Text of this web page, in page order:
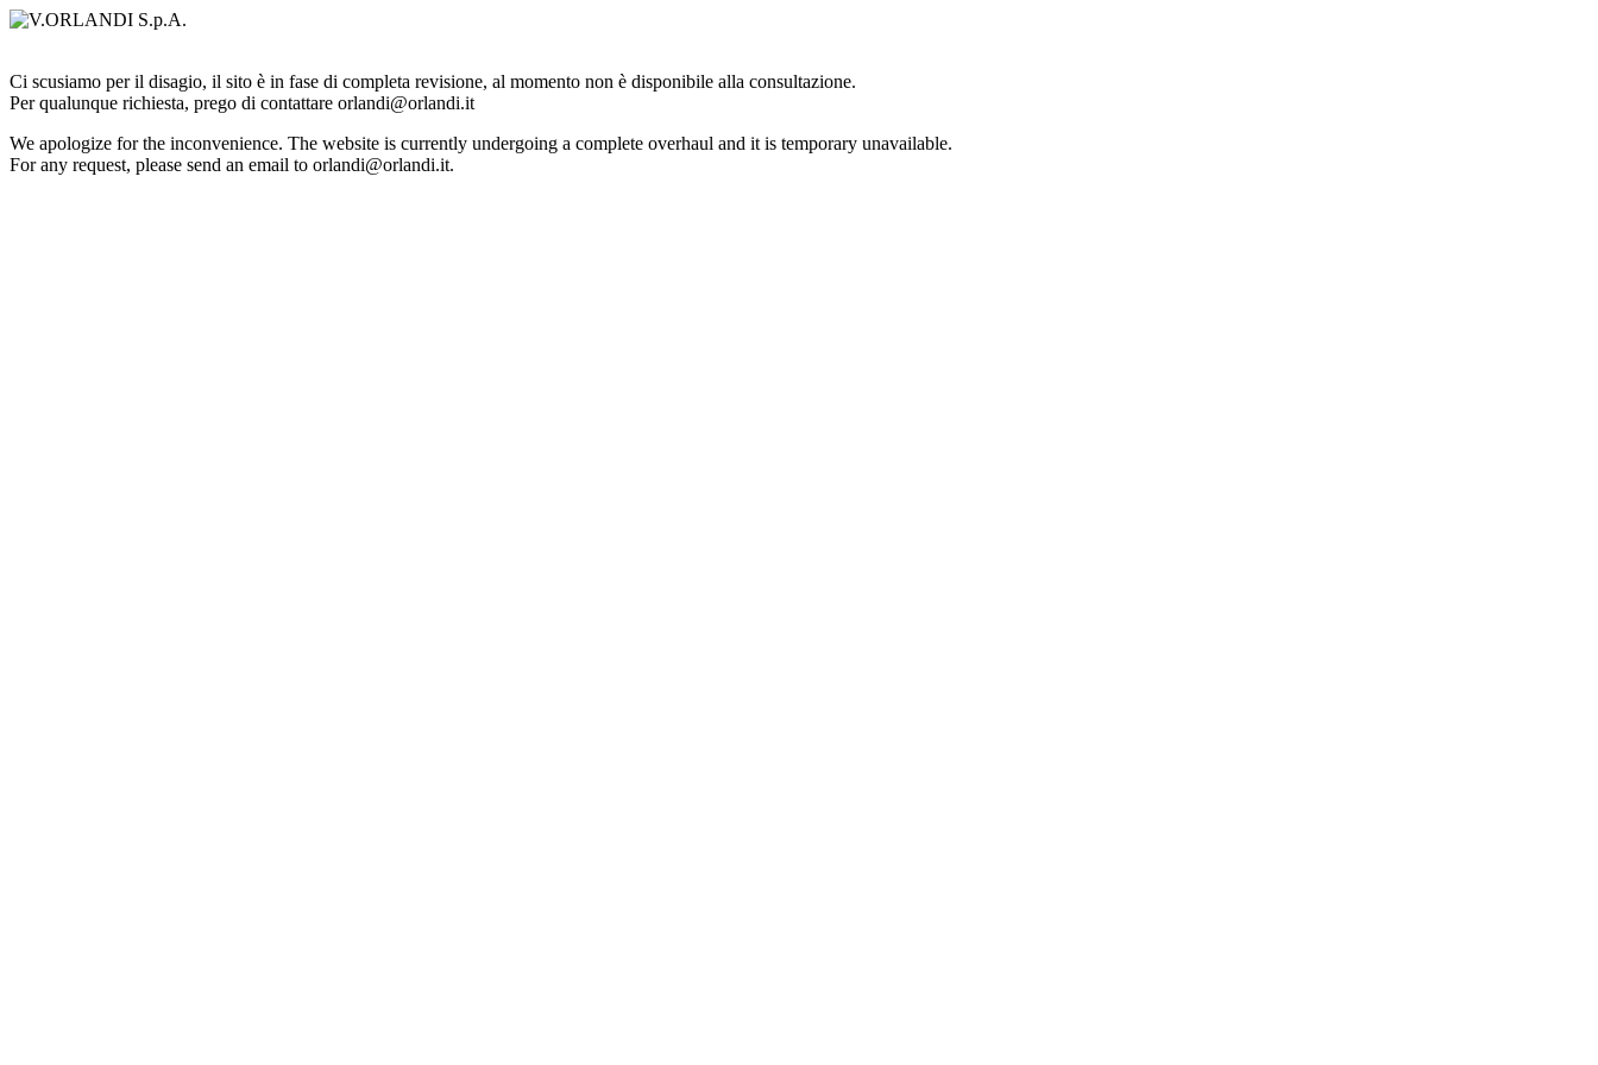
Ci scusiamo per il disagio, il sito è in fase di completa revisione, al momento non è disponibile alla consultazione.
Per qualunque richiesta, prego di contattare orlandi@orlandi.it
We apologize for the inconvenience. The website is currently undergoing a complete overhaul and it is temporary unavailable.
For any request, please send an email to orlandi@orlandi.it.